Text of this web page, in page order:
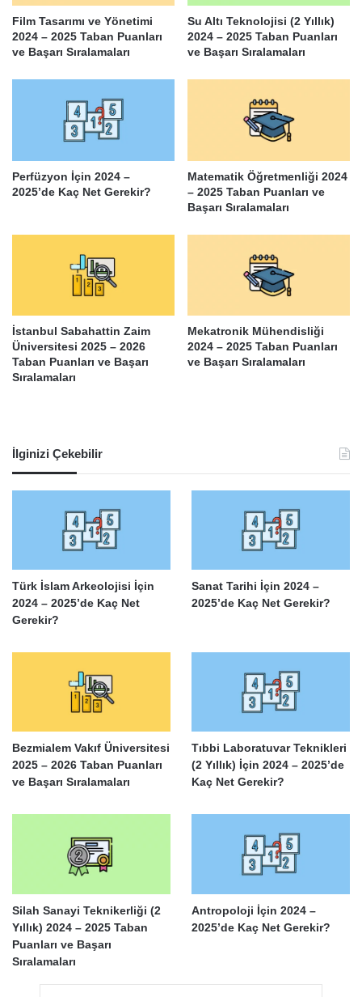
Film Tasarımı ve Yönetimi
2024 – 2025 Taban Puanları
ve Başarı Sıralamaları
Su Altı Teknolojisi (2 Yıllık)
2024 – 2025 Taban Puanları
ve Başarı Sıralamaları
Perfüzyon İçin 2024 –
2025’de Kaç Net Gerekir?
Matematik Öğretmenliği 2024
– 2025 Taban Puanları ve
Başarı Sıralamaları
İstanbul Sabahattin Zaim
Üniversitesi 2025 – 2026
Taban Puanları ve Başarı
Sıralamaları
Mekatronik Mühendisliği
2024 – 2025 Taban Puanları
ve Başarı Sıralamaları
İlginizi Çekebilir
Türk İslam Arkeolojisi İçin
2024 – 2025’de Kaç Net
Gerekir?
Sanat Tarihi İçin 2024 –
2025’de Kaç Net Gerekir?
Bezmialem Vakıf Üniversitesi
2025 – 2026 Taban Puanları
ve Başarı Sıralamaları
Tıbbi Laboratuvar Teknikleri
(2 Yıllık) İçin 2024 – 2025’de
Kaç Net Gerekir?
Silah Sanayi Teknikerliği (2
Yıllık) 2024 – 2025 Taban
Puanları ve Başarı
Sıralamaları
Antropoloji İçin 2024 –
2025’de Kaç Net Gerekir?